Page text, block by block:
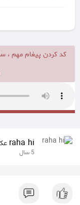
کد کردن پیغام مهم ،
raha hi
5 سال